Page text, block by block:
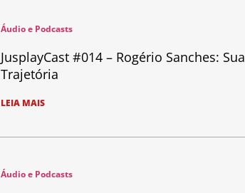
Áudio e Podcasts
JusplayCast #014 – Rogério Sanches: Sua
Trajetória
LEIA MAIS
Áudio e Podcasts